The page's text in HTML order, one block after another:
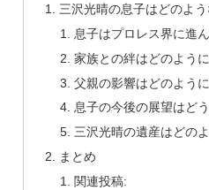
三沢光晴の息子はどのよ
息子はプロレス界に進
家族との絆はどのよう
父親の影響はどのよう
息子の今後の展望はど
三沢光晴の遺産はどの
まとめ
関連投稿: